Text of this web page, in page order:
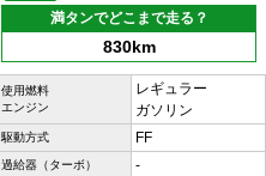
満タンでどこまで走る？
830km
使用燃料
エンジン
レギュラー
ガソリン
駆動方式 FF
過給器（ターボ） -